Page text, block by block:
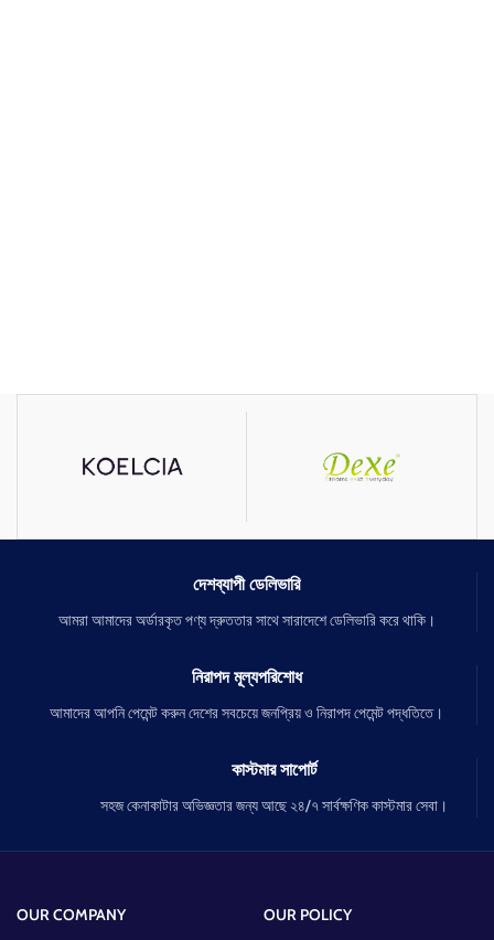
দেশব্যাপী ডেলিভারি
আমরা আমাদের অর্ডারকৃত পণ্য দ্রুততার সাথে সারাদেশে ডেলিভারি করে থাকি।
নিরাপদ মূল্যপরিশোধ
আমাদের আপনি পেমেন্ট করুন দেশের সবচেয়ে জনপ্রিয় ও নিরাপদ পেমেন্ট পদ্ধতিতে।
কাস্টমার সাপোর্ট
সহজ কেনাকাটার অভিজ্ঞতার জন্য আছে ২৪/৭ সার্বক্ষণিক কাস্টমার সেবা।
OUR COMPANY
OUR POLICY